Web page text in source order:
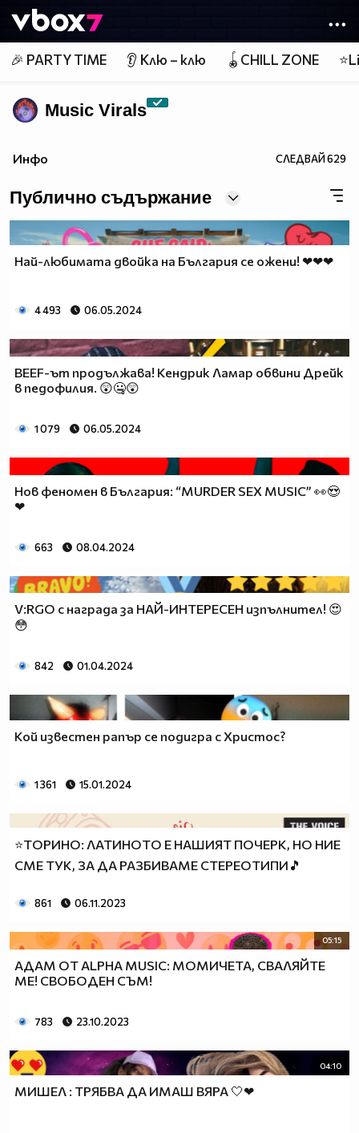
👾
🎉 PARTY TIME 👂 Клю – клю 🪀CHILL ZONE
Music Virals
Инфо СЛЕДВАЙ629
Публично съдържание
Най-любимата двойка на България се ожени! ❤❤❤
4 493 06.05.2024
BEEF-ът продължава! Кендрик Ламар обвини Дрейк
в педофилия. 😲🤐😲
1 079 06.05.2024
Нов феномен в България: “MURDER SEX MUSIC” 👀😍
❤
663 08.04.2024
V:RGO с награда за НАЙ-ИНТЕРЕСЕН изпълнител! 😍
😳
842 01.04.2024
Кой известен рапър се подигра с Христос?
1 361 15.01.2024
⭐ТОРИНО: ЛАТИНОТО Е НАШИЯТ ПОЧЕРК, НО НИЕ
СМЕ ТУК, ЗА ДА РАЗБИВАМЕ СТЕРЕОТИПИ🎵
861 06.11.2023
05:15
АДАМ ОТ ALPHA MUSIC: МОМИЧЕТА, СВАЛЯЙТЕ
МЕ! СВОБОДЕН СЪМ!
783 23.10.2023
04:10
МИШЕЛ : ТРЯБВА ДА ИМАШ ВЯРА 🤍❤